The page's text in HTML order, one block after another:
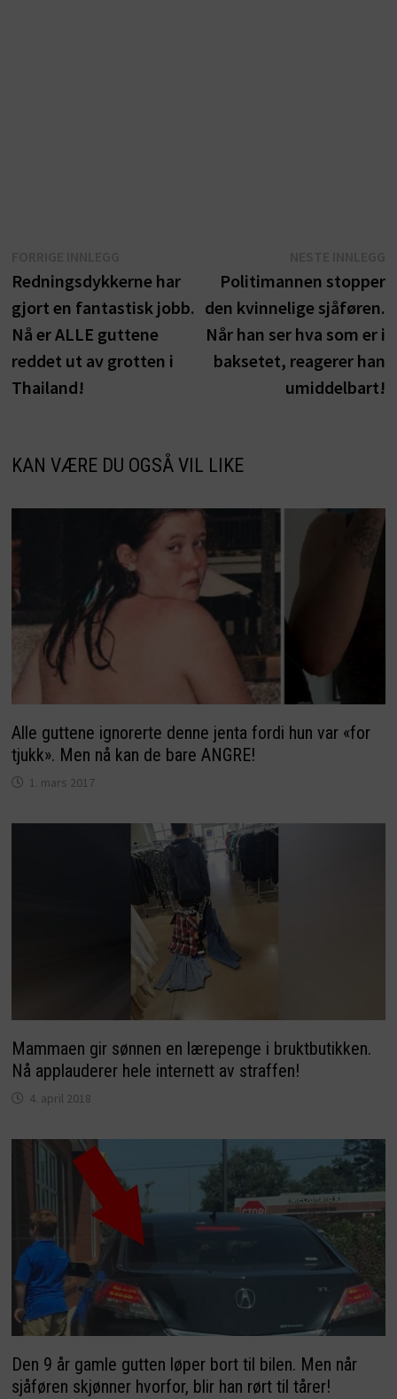
innlegg:
Redningsdykkerne har
gjort en fantastisk jobb.
Nå er ALLE guttene
reddet ut av grotten i
Thailand!
Politimannen stopper
den kvinnelige sjåføren.
Når han ser hva som er i
baksetet, reagerer han
umiddelbart!
KAN VÆRE DU OGSÅ VIL LIKE
Alle guttene ignorerte denne jenta fordi hun var «for
tjukk». Men nå kan de bare ANGRE!
1. mars 2017
Mammaen gir sønnen en lærepenge i bruktbutikken.
Nå applauderer hele internett av straffen!
4. april 2018
Den 9 år gamle gutten løper bort til bilen. Men når
sjåføren skjønner hvorfor, blir han rørt til tårer!